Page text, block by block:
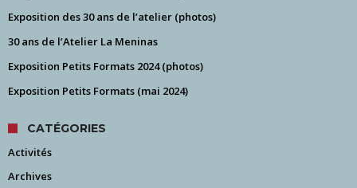
Exposition des 30 ans de l’atelier (photos)
30 ans de l’Atelier La Meninas
Exposition Petits Formats 2024 (photos)
Exposition Petits Formats (mai 2024)
CATÉGORIES
Activités
Archives